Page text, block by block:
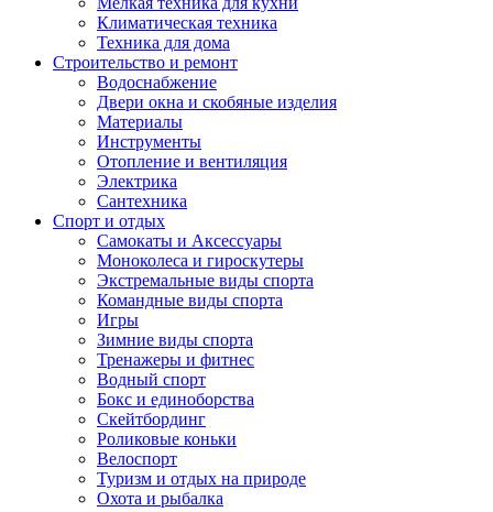
Климатическая техника
Техника для дома
Строительство и ремонт
Водоснабжение
Двери окна и скобяные изделия
Материалы
Инструменты
Отопление и вентиляция
Электрика
Сантехника
Спорт и отдых
Самокаты и Аксессуары
Моноколеса и гироскутеры
Экстремальные виды спорта
Командные виды спорта
Игры
Зимние виды спорта
Тренажеры и фитнес
Водный спорт
Бокс и единоборства
Скейтбординг
Роликовые коньки
Велоспорт
Туризм и отдых на природе
Охота и рыбалка